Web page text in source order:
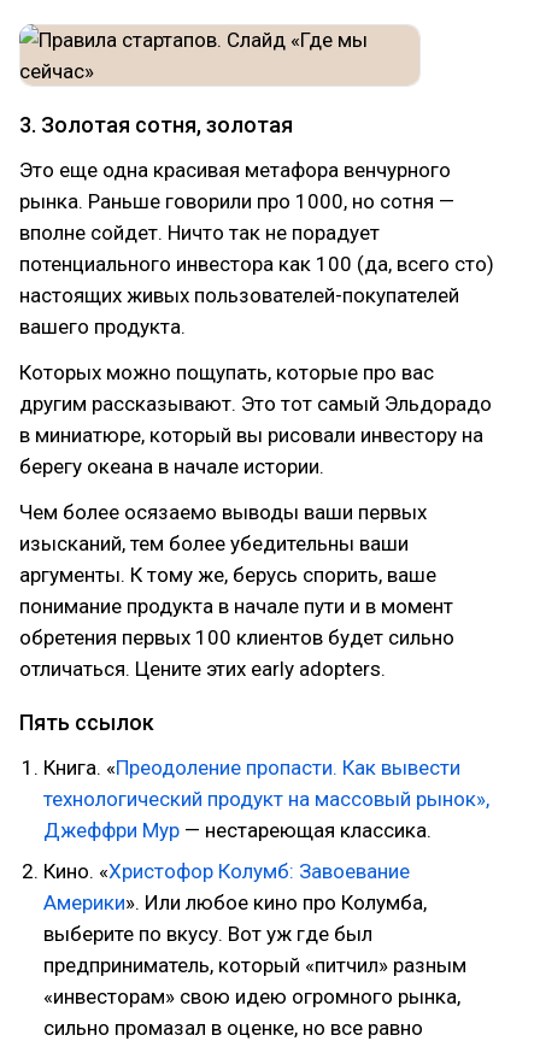
3. Золотая сотня, золотая
Это еще одна красивая метафора венчурного
рынка. Раньше говорили про 1000, но сотня —
вполне сойдет. Ничто так не порадует
потенциального инвестора как 100 (да, всего сто)
настоящих живых пользователей-покупателей
вашего продукта.
Которых можно пощупать, которые про вас
другим рассказывают. Это тот самый Эльдорадо
в миниатюре, который вы рисовали инвестору на
берегу океана в начале истории.
Чем более осязаемо выводы ваши первых
изысканий, тем более убедительны ваши
аргументы. К тому же, берусь спорить, ваше
понимание продукта в начале пути и в момент
обретения первых 100 клиентов будет сильно
отличаться. Цените этих early adopters.
Пять ссылок
Книга. «Преодоление пропасти. Как вывести
технологический продукт на массовый рынок»,
Джеффри Мур — нестареющая классика.
Кино. «Христофор Колумб: Завоевание
Америки». Или любое кино про Колумба,
выберите по вкусу. Вот уж где был
предприниматель, который «питчил» разным
«инвесторам» свою идею огромного рынка,
сильно промазал в оценке, но все равно